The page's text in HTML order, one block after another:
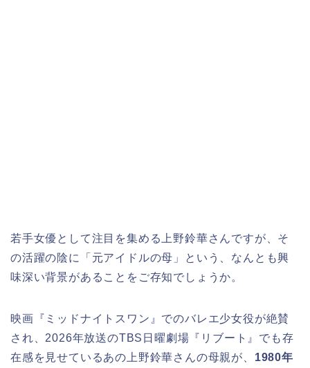
若手女優として注目を集める上野鈴華さんですが、そ
の活躍の陰に「元アイドルの母」という、なんとも興
味深い背景があることをご存知でしょうか。
映画『ミッドナイトスワン』でのバレエ少女役が絶賛
され、2026年放送のTBS日曜劇場『リブート』でも存
在感を見せているあの上野鈴華さんの母親が、 1980年